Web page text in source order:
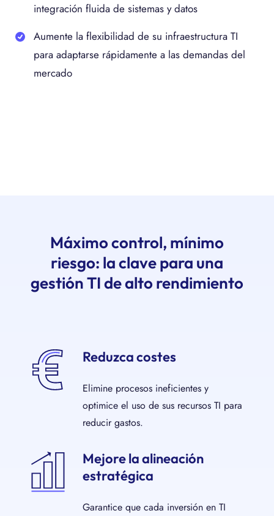
integración fluida de sistemas y datos
Aumente la flexibilidad de su infraestructura TI
para adaptarse rápidamente a las demandas del
mercado
Máximo control, mínimo
riesgo: la clave para una
gestión TI de alto rendimiento
Reduzca costes
Elimine procesos ineficientes y
optimice el uso de sus recursos TI para
reducir gastos.
Mejore la alineación
estratégica
Garantice que cada inversión en TI